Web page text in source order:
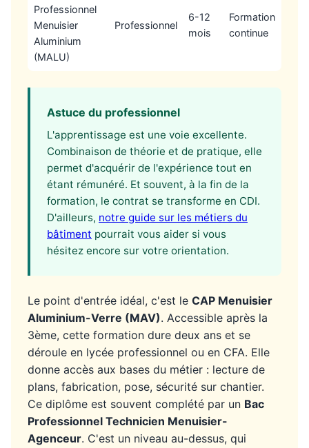
Professionnel
Menuisier
Aluminium
(MALU)
Professionnel
6-12
mois
Formation
continue
Astuce du professionnel
L'apprentissage est une voie excellente.
Combinaison de théorie et de pratique, elle
permet d'acquérir de l'expérience tout en
étant rémunéré. Et souvent, à la fin de la
formation, le contrat se transforme en CDI.
D'ailleurs, notre guide sur les métiers du
bâtiment pourrait vous aider si vous
hésitez encore sur votre orientation.
Le point d'entrée idéal, c'est le CAP Menuisier
Aluminium-Verre (MAV). Accessible après la
3ème, cette formation dure deux ans et se
déroule en lycée professionnel ou en CFA. Elle
donne accès aux bases du métier : lecture de
plans, fabrication, pose, sécurité sur chantier.
Ce diplôme est souvent complété par un Bac
Professionnel Technicien Menuisier-
Agenceur. C'est un niveau au-dessus, qui